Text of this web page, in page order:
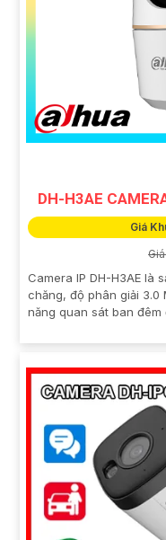
DH-H3AE
Giá
Camera IP DH-H3AE là
chăng, độ phân giải 3.0
năng quan sát ban